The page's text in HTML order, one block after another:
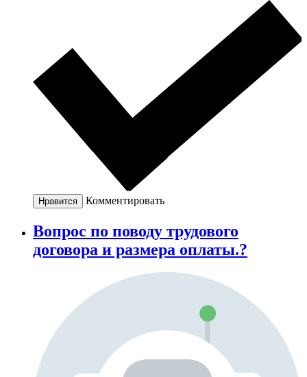
Нравится Комментировать
Вопрос по поводу трудового
договора и размера оплаты.?